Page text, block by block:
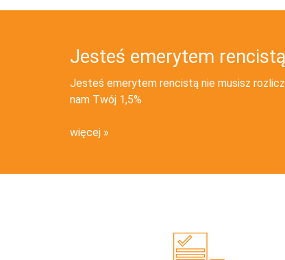
Jesteś emerytem
Jesteś emerytem rencistą nie musisz
nam Twój 1,5%
więcej